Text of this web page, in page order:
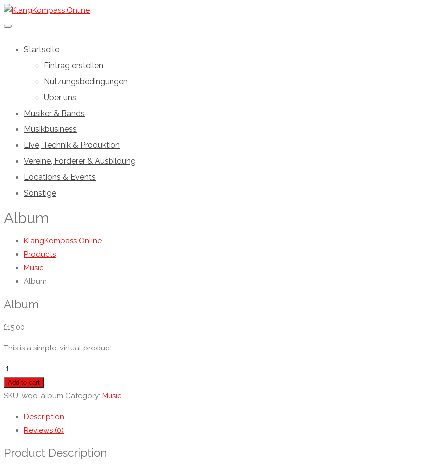
Startseite
Eintrag erstellen
Nutzungsbedingungen
Über uns
Musiker & Bands
Musikbusiness
Live, Technik & Produktion
Vereine, Förderer & Ausbildung
Locations & Events
Sonstige
Album
KlangKompass Online
Products
Music
Album
Album
£15.00
This is a simple, virtual product.
Album
quantity
Add to cart
SKU: woo-album Category: Music
Description
Reviews (0)
Product Description